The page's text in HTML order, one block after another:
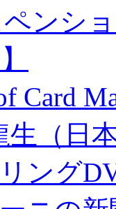
ンシ
Card
（日
ング